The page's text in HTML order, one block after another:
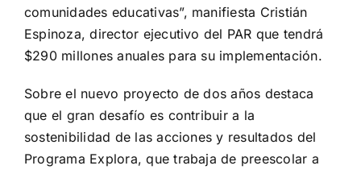
comunidades educativas”, manifiesta Cristián
Espinoza, director ejecutivo del PAR que tendrá
$290 millones anuales para su implementación.
Sobre el nuevo proyecto de dos años destaca
que el gran desafío es contribuir a la
sostenibilidad de las acciones y resultados del
Programa Explora, que trabaja de preescolar a